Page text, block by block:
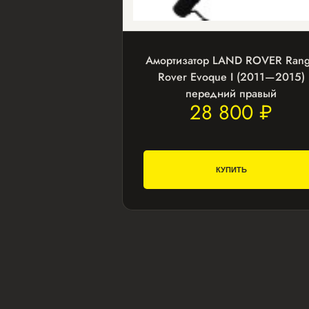
Амортизатор LAND ROVER
Rover Evoque I (2011—2015)
передний правый
28 800 ₽
КУПИТЬ